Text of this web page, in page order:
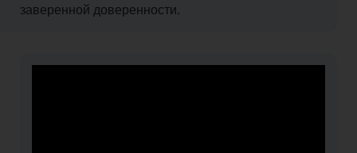
заверенной доверенности.